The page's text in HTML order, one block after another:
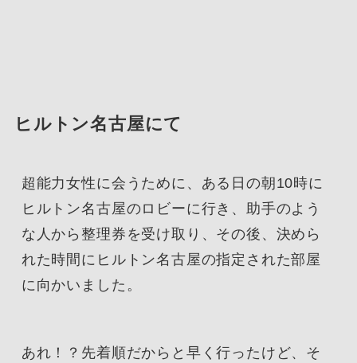
ヒルトン名古屋にて
超能力女性に会うために、ある日の朝10時に
ヒルトン名古屋のロビーに行き、助手のよう
な人から整理券を受け取り、その後、決めら
れた時間にヒルトン名古屋の指定された部屋
に向かいました。
あれ！？先着順だからと早く行ったけど、そ